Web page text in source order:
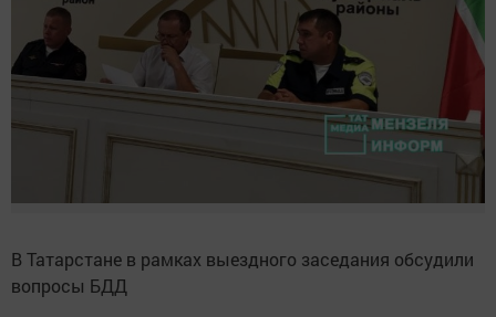
В Татарстане в рамках выездного заседания обсудили
вопросы БДД